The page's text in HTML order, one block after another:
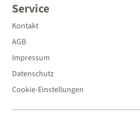
Service
Kontakt
AGB
Impressum
Datenschutz
Cookie-Einstellungen